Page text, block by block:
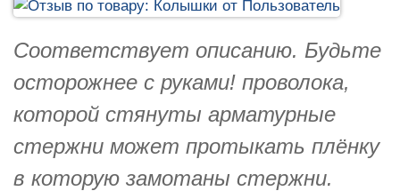
Соответствует описанию. Будьте
осторожнее с руками! проволока,
которой стянуты арматурные
стержни может протыкать плёнку
в которую замотаны стержни.